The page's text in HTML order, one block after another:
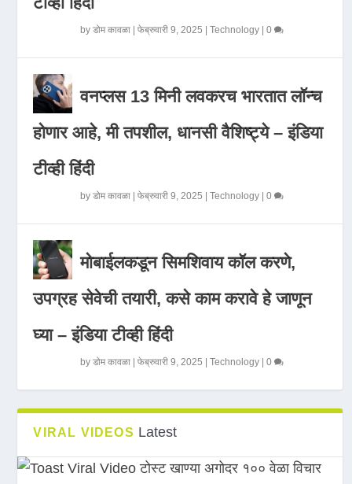
byडोम कावळा |फेब्रुवारी 9, 2025 |Technology |0
वनप्लस 13 मिनी लवकरच भारतात लॉन्च
होणार आहे, मी तपशील, धानसी वैशिष्ट्ये – इंडिया
टीव्ही हिंदी
byडोम कावळा |फेब्रुवारी 9, 2025 |Technology |0
मोबाईलकडून सिमशिवाय कॉल करणे,
उपग्रह सेवेची तयारी, कसे काम करावे हे जाणून
घ्या – इंडिया टीव्ही हिंदी
byडोम कावळा |फेब्रुवारी 9, 2025 |Technology |0
VIRAL VIDEOS Latest